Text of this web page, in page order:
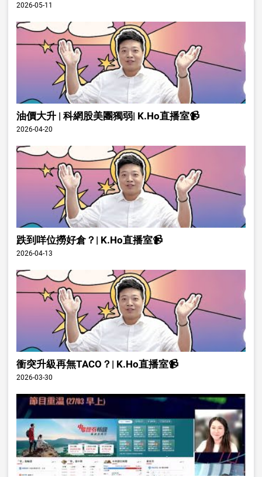
2026-05-11
油價大升 | 科網股美團獨弱| K.Ho直播室📹
2026-04-20
跌到咩位撈好倉？| K.Ho直播室📹
2026-04-13
衝突升級再無TACO？| K.Ho直播室📹
2026-03-30